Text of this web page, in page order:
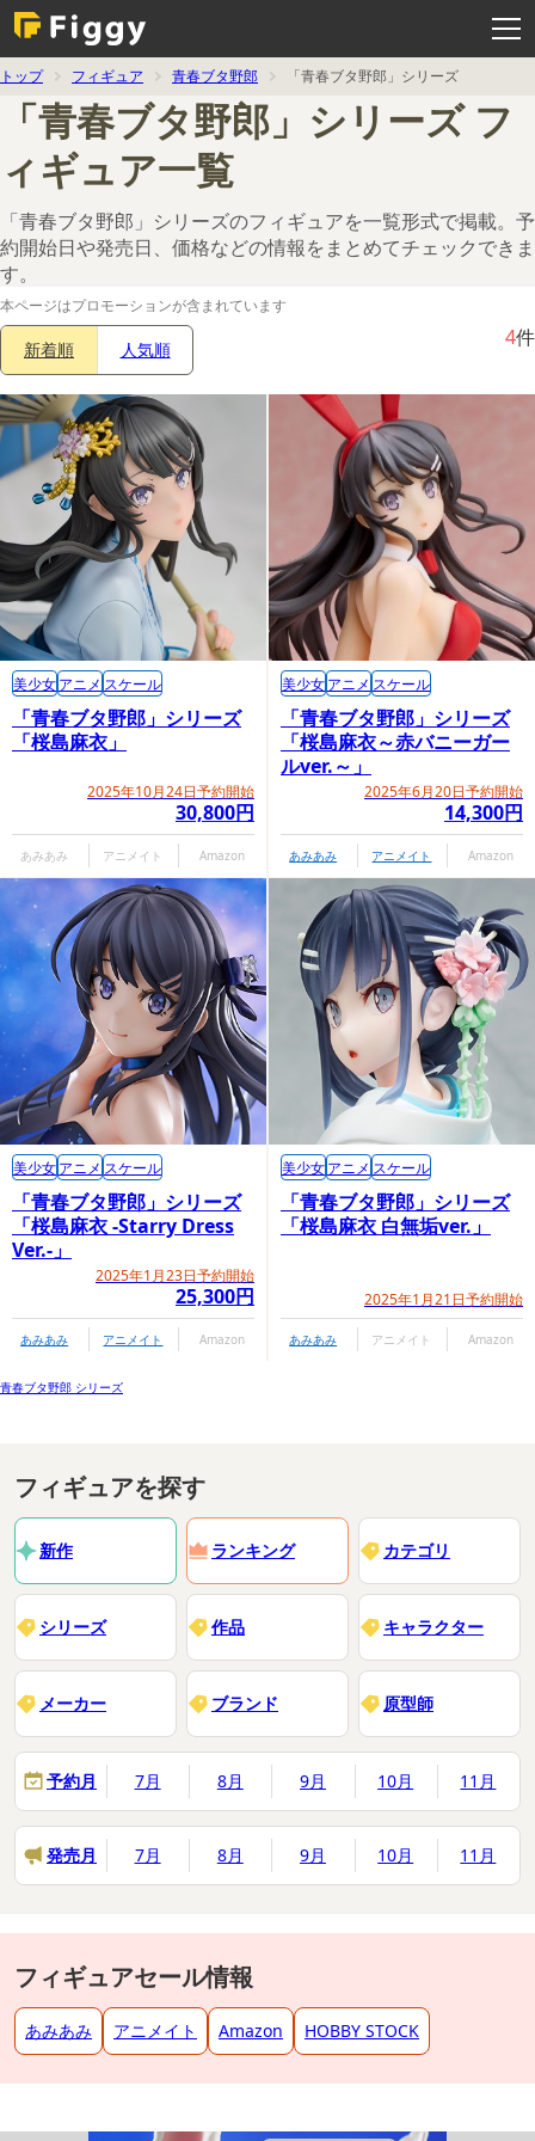
ー
トップ フィギュア 青春ブタ野郎 「青春ブタ野郎」シリーズ
「青春ブタ野郎」シリーズ フ
ィギュア一覧
「青春ブタ野郎」シリーズのフィギュアを一覧形式で掲載。予
約開始日や発売日、価格などの情報をまとめてチェックできま
す。
本ページはプロモーションが含まれています
新着順 人気順 4件
「青春ブタ野郎」シリーズ
「桜島麻衣」
2025年10月24日予約開始
30,800円
美少女アニメ スケール
あみあみ アニメイト Amazon
「青春ブタ野郎」シリーズ
「桜島麻衣～赤バニーガー
ルver.～」
2025年6月20日予約開始
14,300円
美少女アニメ スケール
あみあみ アニメイト Amazon
「青春ブタ野郎」シリーズ
「桜島麻衣 -Starry Dress
Ver.-」
2025年1月23日予約開始
25,300円
美少女アニメ スケール
あみあみ アニメイト Amazon
「青春ブタ野郎」シリーズ
「桜島麻衣 白無垢ver.」
2025年1月21日予約開始
美少女アニメ スケール
あみあみ アニメイト Amazon
青春ブタ野郎 シリーズ
フィギュアを探す
新作 ランキング カテゴリ
シリーズ 作品 キャラクター
メーカー ブランド 原型師
予約月 7月 8月 9月 10月 11月
発売月 7月 8月 9月 10月 11月
フィギュアセール情報
あみあみ アニメイト Amazon HOBBY STOCK